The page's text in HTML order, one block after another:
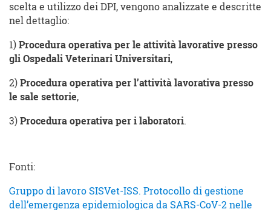
scelta e utilizzo dei DPI, vengono analizzate e descritte
nel dettaglio:
1) Procedura operativa per le attività lavorative presso
gli Ospedali Veterinari Universitari,
2) Procedura operativa per l’attività lavorativa presso
le sale settorie,
3) Procedura operativa per i laboratori.
Fonti:
Gruppo di lavoro SISVet-ISS. Protocollo di gestione
dell’emergenza epidemiologica da SARS-CoV-2 nelle